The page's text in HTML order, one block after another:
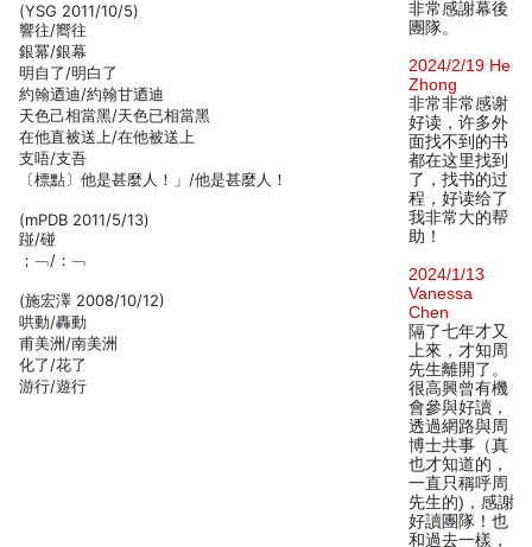
(YSG 2011/10/5)
響往/嚮往
銀冪/銀幕
明自了/明白了
約翰迺迪/約翰甘迺迪
天色己相當黑/天色已相當黑
在他直被送上/在他被送上
支唔/支吾
〔標點〕他是甚麼人！」/他是甚麼人！
(mPDB 2011/5/13)
踫/碰
；﹁/：﹁
(施宏澤 2008/10/12)
哄動/轟動
甫美洲/南美洲
化了/花了
游行/遊行
非常感謝幕後
團隊。
2024/2/19 He
Zhong
非常非常感谢
好读，许多外
面找不到的书
都在这里找到
了，找书的过
程，好读给了
我非常大的帮
助！
2024/1/13
Vanessa
Chen
隔了七年才又
上來，才知周
先生離開了。
很高興曾有機
會參與好讀，
透過網路與周
博士共事（真
也才知道的，
一直只稱呼周
先生的)，感謝
好讀團隊！也
和過去一樣，